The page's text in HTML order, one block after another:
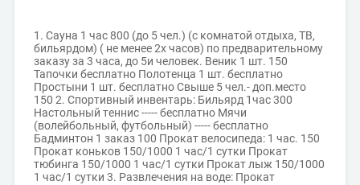
1. Сауна 1 час 800 (до 5 чел.) (с комнатой отдыха, ТВ,
бильярдом) ( не менее 2х часов) по предварительному
заказу за 3 часа, до 5и человек. Веник 1 шт. 150
Тапочки бесплатно Полотенца 1 шт. бесплатно
Простыни 1 шт. бесплатно Свыше 5 чел.- доп.место
150 2. Спортивный инвентарь: Бильярд 1час 300
Настольный теннис ----- бесплатно Мячи
(волейбольный, футбольный) ----- бесплатно
Бадминтон 1 заказ 100 Прокат велосипеда: 1 час. 150
Прокат коньков 150/1000 1 час/1 сутки Прокат
тюбинга 150/1000 1 час/1 сутки Прокат лыж 150/1000
1 час/1 сутки 3. Развлечения на воде: Прокат